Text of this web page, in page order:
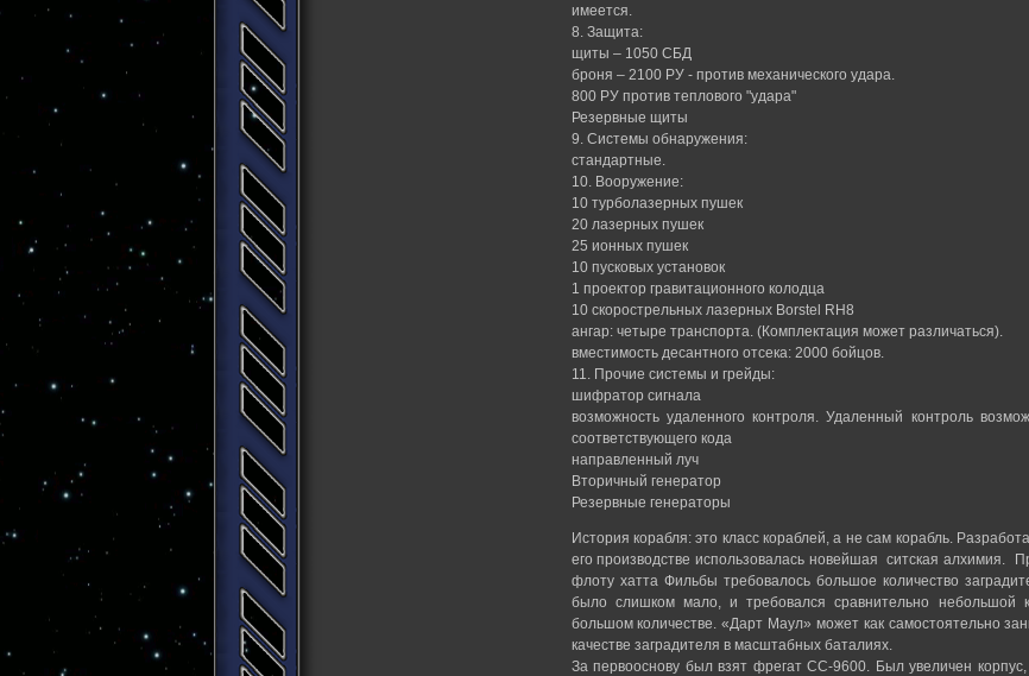
имеется.
8. Защита:
щиты – 1050 СБД
броня – 2100 РУ - против механического удара.
800 РУ против теплового "удара"
Резервные щиты
9. Системы обнаружения:
стандартные.
10. Вооружение:
10 турболазерных пушек
20 лазерных пушек
25 ионных пушек
10 пусковых установок
1 проектор гравитационного колодца
10 скорострельных лазерных Borstel RH8
ангар: четыре транспорта. (Комплектация может различаться).
вместимость десантного отсека: 2000 бойцов.
11. Прочие системы и грейды:
шифратор сигнала
возможность удаленного контроля. Удаленный контроль
соответствующего кода
направленный луч
Вторичный генератор
Резервные генераторы
История корабля: это класс кораблей, а не сам корабль.
его производстве использовалась новейшая ситская алхимия.
флоту хатта Фильбы требовалось большое количество
было слишком мало, и требовался сравнительно небольшой
большом количестве. «Дарт Маул» может как самостоятельно
качестве заградителя в масштабных баталиях.
За первооснову был взят фрегат СС-9600. Был увеличен